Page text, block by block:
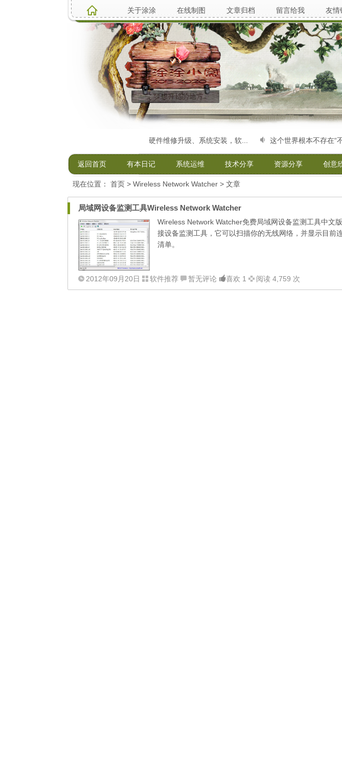
关于涂涂 在线制图 文章归档 留言给我 友情
在使用18665394691;17520231521）电脑硬件维修升级、系统安装，软... 这个世界根本不存在“不
返回首页 有本日记 系统运维 技术分享 资源分享 创意
现在位置： 首页 > Wireless Network Watcher > 文章
局域网设备监测工具Wireless Network Watcher
Wireless Network Watcher免费局域网设备监测工具中文
接设备监测工具，它可以扫描你的无线网络，并显示目前
清单。
2012年09月20日 软件推荐 暂无评论 喜欢 1 阅读 4,759 次